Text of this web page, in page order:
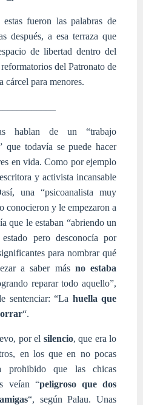
fueron las palabras de
después, a esa terraza que
de libertad dentro del
del Patronato de
cárcel para menores.
hablan de un “trabajo
que todavía se puede hacer
en vida. Como por ejemplo
y activista incansable
una “psicoanalista muy
conocieron y le empezaron a
que le estaban “abriendo un
pero desconocía por
para nombrar qué
a saber másno estaba
reparar todo aquello”,
sentenciar: “La huella que
“.
por el silencio, que era lo
en los que en no pocas
prohibido que las chicas
veían “peligroso que dos
“, según Palau. Unas